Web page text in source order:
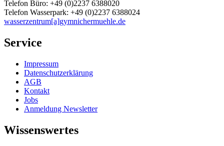
Telefon Büro: +49 (0)2237 6388020
Telefon Wasserpark: +49 (0)2237 6388024
wasserzentrum[a]gymnichermuehle.de
Service
Impressum
Datenschutzerklärung
AGB
Kontakt
Jobs
Anmeldung Newsletter
Wissenswertes